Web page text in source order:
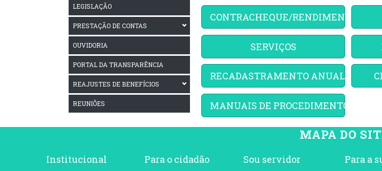
LEGISLAÇÃO
PRESTAÇÃO DE CONTAS
OUVIDORIA
PORTAL DA TRANSPARÊNCIA
REAJUSTES DE BENEFÍCIOS
REUNIÕES
CONTRACHEQUE/RENDIMENTOS
SERVIÇOS
RECADASTRAMENTO ANUAL
MANUAIS DE PROCEDIMENTOS
MAPA DO
Institucional Para o cidadão Sou servidor Para a